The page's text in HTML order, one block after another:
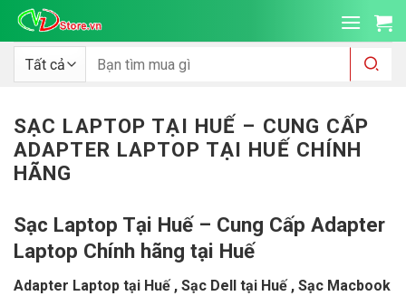
qua
dung
Tìm
kiếm:
SẠC LAPTOP TẠI HUẾ – CUNG CẤP
ADAPTER LAPTOP TẠI HUẾ CHÍNH
HÃNG
Sạc Laptop Tại Huế – Cung Cấp Adapter
Laptop Chính hãng tại Huế
Adapter Laptop tại Huế , Sạc Dell tại Huế , Sạc Macbook